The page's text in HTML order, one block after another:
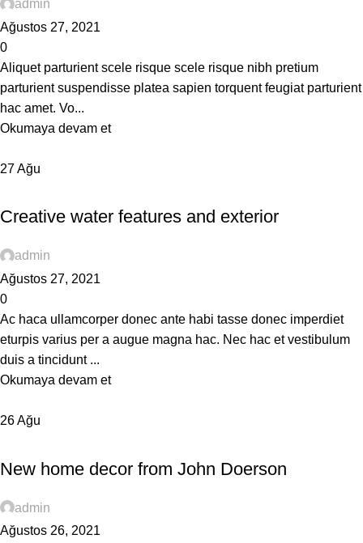
admin
Ağustos 27, 2021
0
Aliquet parturient scele risque scele risque nibh pretium
parturient suspendisse platea sapien torquent feugiat parturient
hac amet. Vo...
Okumaya devam et
27Ağu
Creative water features and exterior
admin
Ağustos 27, 2021
0
Ac haca ullamcorper donec ante habi tasse donec imperdiet
eturpis varius per a augue magna hac. Nec hac et vestibulum
duis a tincidunt ...
Okumaya devam et
26Ağu
New home decor from John Doerson
admin
Ağustos 26, 2021